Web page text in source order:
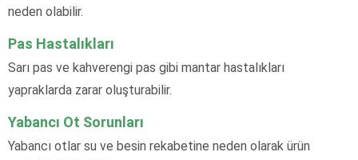
neden olabilir.
Pas Hastalıkları
Sarı pas ve kahverengi pas gibi mantar hastalıkları
yapraklarda zarar oluşturabilir.
Yabancı Ot Sorunları
Yabancı otlar su ve besin rekabetine neden olarak ürün